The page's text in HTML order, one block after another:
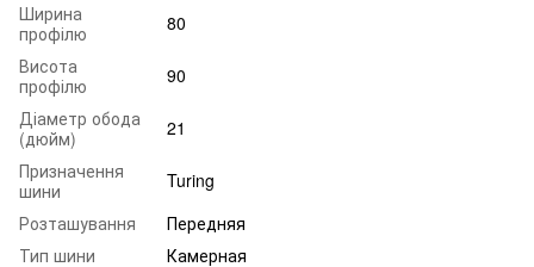
Ширина
профілю
80
Висота
профілю
90
Діаметр обода
(дюйм)
21
Призначення
шини
Turing
Розташування
Передняя
Тип шини
Камерная